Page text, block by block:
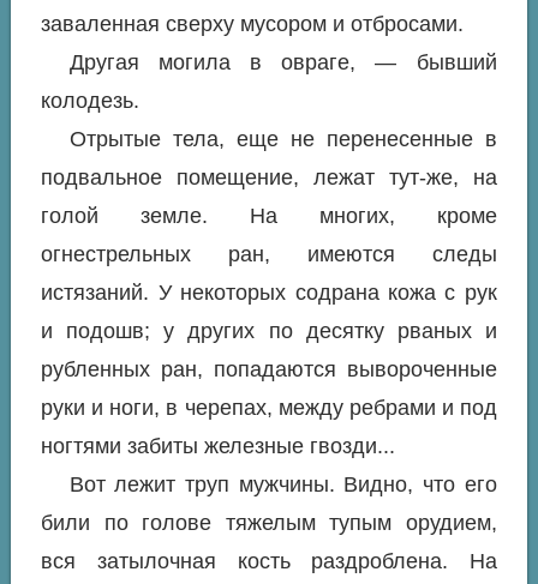
заваленная сверху мусором и отбросами.
Другая могила в овраге, — бывший
колодезь.
Отрытые тела, еще не перенесенные в
подвальное помещение, лежат тут-же, на
голой земле. На многих, кроме
огнестрельных ран, имеются следы
истязаний. У некоторых содрана кожа с рук
и подошв; у других по десятку рваных и
рубленных ран, попадаются вывороченные
руки и ноги, в черепах, между ребрами и под
ногтями забиты железные гвозди...
Вот лежит труп мужчины. Видно, что его
били по голове тяжелым тупым орудием,
вся затылочная кость раздроблена. На